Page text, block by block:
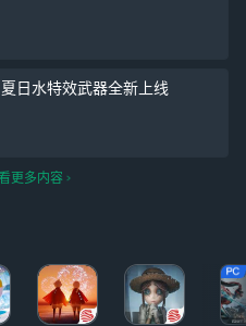
日水特效武器全新上线
更多内容